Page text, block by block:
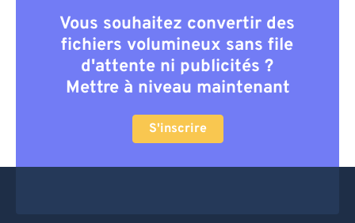
Vous souhaitez convertir des
fichiers volumineux sans file
d'attente ni publicités ?
Mettre à niveau maintenant
S'inscrire